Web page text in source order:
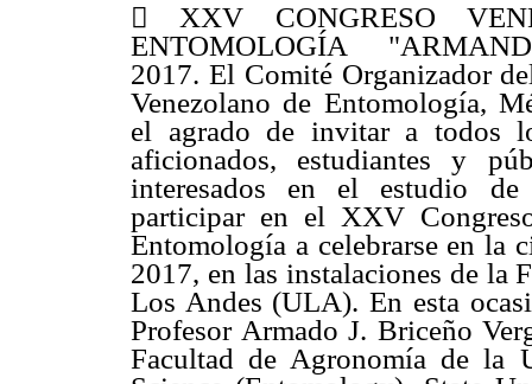
 XXV CONGRESO
ENTOMOLOGÍA
2017. El Comité Organizador
Venezolano de Entomología,
el agrado de invitar a todos
aficionados, estudiantes y
interesados en el estudio
participar en el XXV
Entomología a celebrarse en la
2017, en las instalaciones de la
Los Andes (ULA). En esta
Profesor Armado J. Briceño
Facultad de Agronomía de la